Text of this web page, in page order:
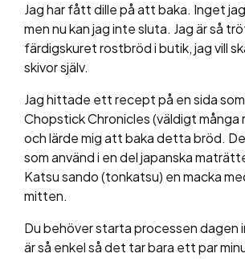
Jag har fått dille på att baka. Inget
men nu kan jag inte sluta. Jag är så
färdigskuret rostbröd i butik, jag vill
skivor själv.
Jag hittade ett recept på en sida
Chopstick Chronicles (väldigt många
och lärde mig att baka detta bröd.
som använd i en del japanska
Katsu sando (tonkatsu) en macka
mitten.
Du behöver starta processen dagen
är så enkel så det tar bara ett par